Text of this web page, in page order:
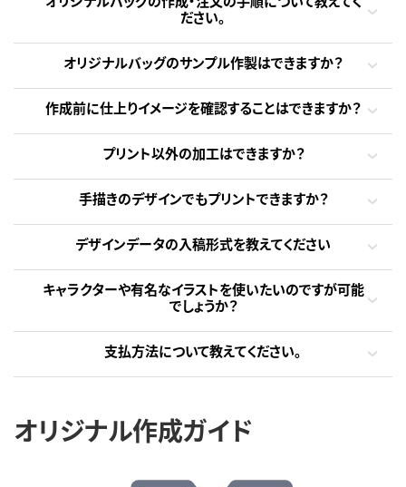
ださい。
オリジナルバッグのサンプル作製はできますか？
作成前に仕上りイメージを確認することはできますか？
プリント以外の加工はできますか？
手描きのデザインでもプリントできますか？
デザインデータの入稿形式を教えてください
キャラクターや有名なイラストを使いたいのですが可能
でしょうか？
支払方法について教えてください。
オリジナル作成ガイド